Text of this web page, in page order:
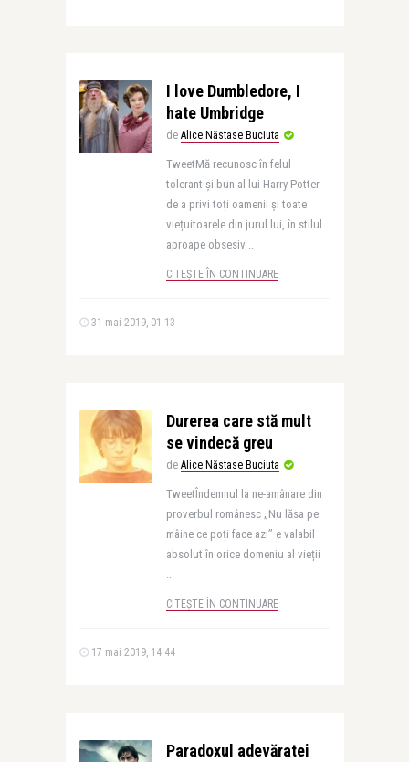
I love Dumbledore, I
hate Umbridge
de Alice Năstase Buciuta
TweetMă recunosc în felul
tolerant și bun al lui Harry Potter
de a privi toți oamenii și toate
viețuitoarele din jurul lui, în stilul
aproape obsesiv ..
CITEȘTE ÎN CONTINUARE
31 mai 2019, 01:13
Durerea care stă mult
se vindecă greu
de Alice Năstase Buciuta
TweetÎndemnul la ne-amânare din
proverbul românesc „Nu lăsa pe
mâine ce poți face azi” e valabil
absolut în orice domeniu al vieții
..
CITEȘTE ÎN CONTINUARE
17 mai 2019, 14:44
Paradoxul adevăratei